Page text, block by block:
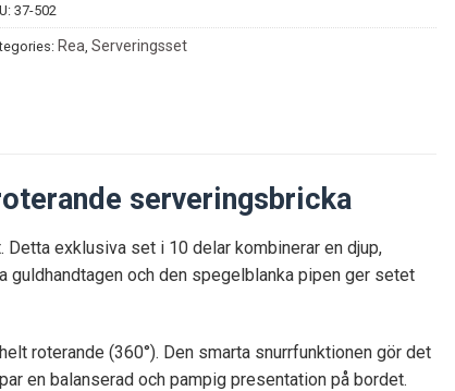
37-502
Rea ,Serveringsset
serveringsbricka
exklusiva set i 10 delar kombinerar en djup,
guldhandtagen och den spegelblanka pipen ger setet
roterande (360°). Den smarta snurrfunktionen gör det
en balanserad och pampig presentation på bordet.